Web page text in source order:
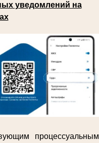
уведомлений на
процессуальным